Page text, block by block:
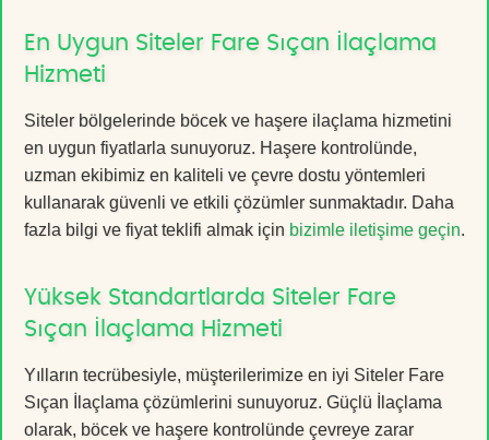
En Uygun Siteler Fare Sıçan İlaçlama
Hizmeti
Siteler bölgelerinde böcek ve haşere ilaçlama hizmetini
en uygun fiyatlarla sunuyoruz. Haşere kontrolünde,
uzman ekibimiz en kaliteli ve çevre dostu yöntemleri
kullanarak güvenli ve etkili çözümler sunmaktadır. Daha
fazla bilgi ve fiyat teklifi almak için bizimle iletişime geçin.
Yüksek Standartlarda Siteler Fare
Sıçan İlaçlama Hizmeti
Yılların tecrübesiyle, müşterilerimize en iyi Siteler Fare
Sıçan İlaçlama çözümlerini sunuyoruz. Güçlü İlaçlama
olarak, böcek ve haşere kontrolünde çevreye zarar